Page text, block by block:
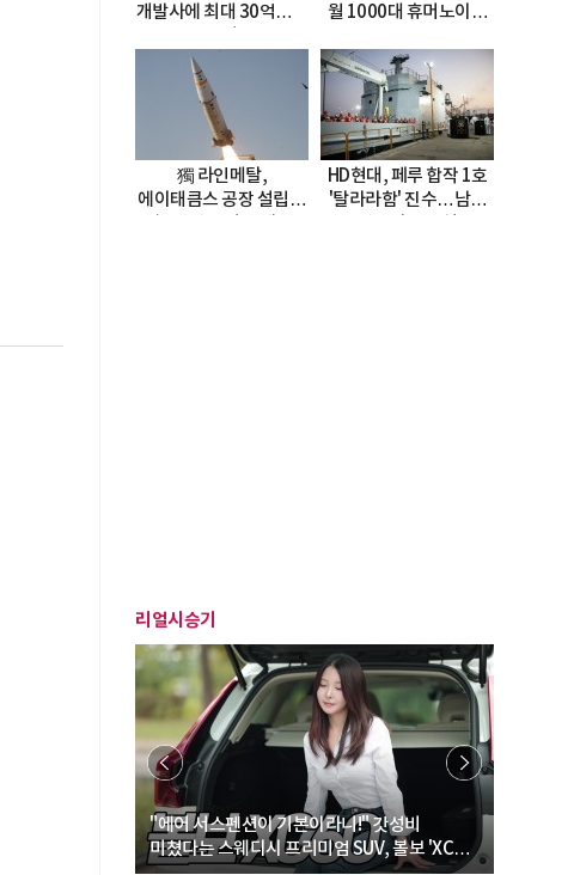
개발사에 최대 30억달러
월 1000대 휴머노이드
獨 라인메탈,
에이태큼스 공장 설립…
HD현대, 페루 합작 1호
'탈라라함' 진수…남미
리얼시승기
"에어 서스펜션이 기본이라니!" 갓성비
미쳤다는 스웨디시 프리미엄 SUV, 볼보 'XC60